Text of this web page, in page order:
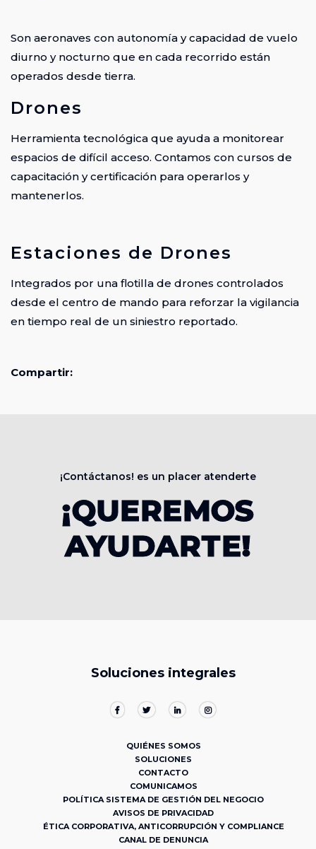
Son aeronaves con autonomía y capacidad de vuelo
diurno y nocturno que en cada recorrido están
operados desde tierra.
Drones
Herramienta tecnológica que ayuda a monitorear
espacios de difícil acceso. Contamos con cursos de
capacitación y certificación para operarlos y
mantenerlos.
Estaciones de Drones
Integrados por una flotilla de drones controlados
desde el centro de mando para reforzar la vigilancia
en tiempo real de un siniestro reportado.
Compartir:
¡QUEREMOS
AYUDARTE!
¡Contáctanos! es un placer atenderte
Soluciones integrales
QUIÉNES SOMOS
SOLUCIONES
CONTACTO
COMUNICAMOS
POLÍTICA SISTEMA DE GESTIÓN DEL NEGOCIO
AVISOS DE PRIVACIDAD
ÉTICA CORPORATIVA, ANTICORRUPCIÓN Y COMPLIANCE
CANAL DE DENUNCIA